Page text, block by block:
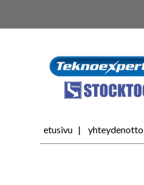
etusivu yhteydenotto